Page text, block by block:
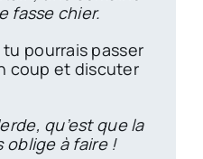
fasse chier.
pourrais passer
coup et discuter
qu’est que la
oblige à faire !